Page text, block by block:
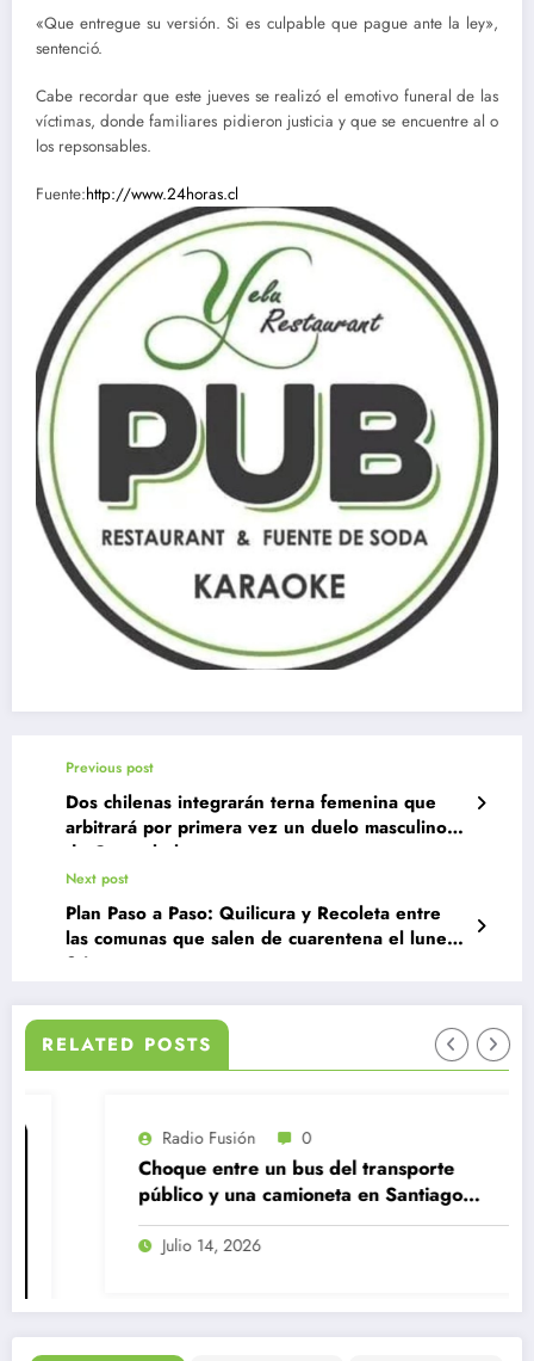
«Que entregue su versión. Si es culpable que pague ante la ley»,
sentenció.
Cabe recordar que este jueves se realizó el emotivo funeral de las
víctimas, donde familiares pidieron justicia y que se encuentre al o
los repsonsables.
Fuente:http://www.24horas.cl
Previous post
Dos chilenas integrarán terna femenina que
arbitrará por primera vez un duelo masculino
de Conmebol
Next post
Plan Paso a Paso: Quilicura y Recoleta entre
las comunas que salen de cuarentena el lunes
24
RELATED POSTS
Radio Fusión 0
Choque entre un bus del transporte
público y una camioneta en Santiago
Julio 14, 2026